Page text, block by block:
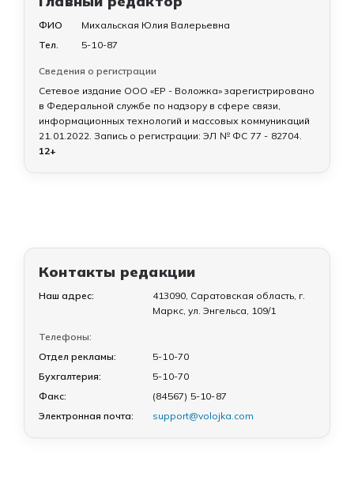
ФИО
Михальская Юлия Валерьевна
Тел.
5-10-87
Сведения о регистрации
Сетевое издание ООО «ЕР - Воложка» зарегистрировано
в Федеральной службе по надзору в сфере связи,
информационных технологий и массовых коммуникаций
21.01.2022 . Запись о регистрации: ЭЛ № ФС 77 - 82704.
12+
Контакты редакции
Наш адрес:
413090, Саратовская область, г.
Маркс, ул. Энгельса, 109/1
Телефоны:
Отдел рекламы:
5-10-70
Бухгалтерия:
5-10-70
Факс:
(84567) 5-10-87
Электронная почта:
support@volojka.com